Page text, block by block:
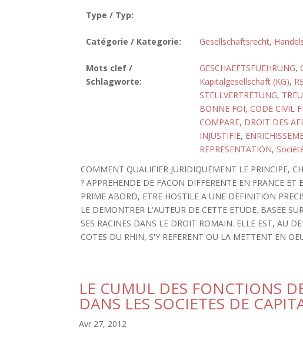
Type / Typ:
Catégorie / Kategorie: Gesellschaftsrecht,
Mots clef /
Schlagworte:
GESCHAEFTSFUEHRUNG,
Kapitalgesellschaft (KG),
STELLVERTRETUNG,
BONNE FOI, CODE CIVIL
COMPARE, DROIT DES
INJUSTIFIE,
REPRESENTATION,
COMMENT QUALIFIER JURIDIQUEMENT LE PRINCIPE,
? APPREHENDE DE FACON DIFFERENTE EN FRANCE
PRIME ABORD, ETRE HOSTILE A UNE DEFINITION
LE DEMONTRER L'AUTEUR DE CETTE ETUDE. BASEE
SES RACINES DANS LE DROIT ROMAIN. ELLE EST, AU
COTES DU RHIN, S'Y REFERENT OU LA METTENT EN
LE CUMUL DES FONCTIONS
DANS LES SOCIETES DE
Avr 27, 2012